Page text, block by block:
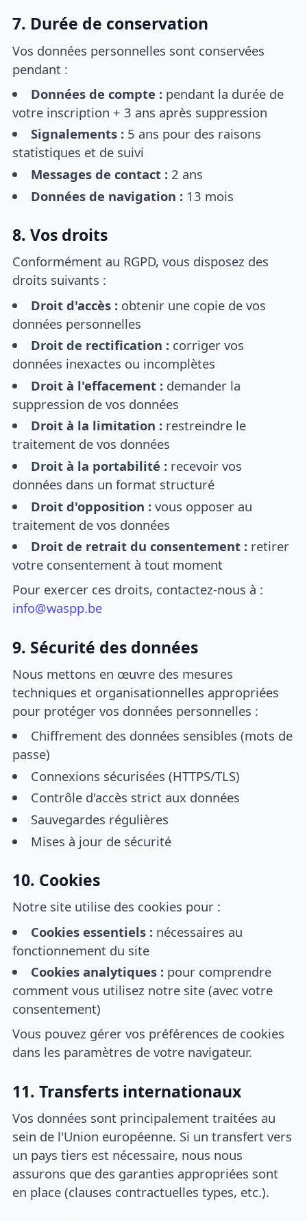
7. Durée de conservation
Vos données personnelles sont conservées
pendant :
Données de compte :pendant la durée de
votre inscription + 3 ans après suppression
Signalements :5 ans pour des raisons
statistiques et de suivi
Messages de contact :2 ans
Données de navigation :13 mois
8. Vos droits
Conformément au RGPD, vous disposez des
droits suivants :
Droit d'accès :obtenir une copie de vos
données personnelles
Droit de rectification :corriger vos
données inexactes ou incomplètes
Droit à l'effacement :demander la
suppression de vos données
Droit à la limitation :restreindre le
traitement de vos données
Droit à la portabilité :recevoir vos
données dans un format structuré
Droit d'opposition :vous opposer au
traitement de vos données
Droit de retrait du consentement :retirer
votre consentement à tout moment
Pour exercer ces droits, contactez-nous à :
info@waspp.be
9. Sécurité des données
Nous mettons en œuvre des mesures
techniques et organisationnelles appropriées
pour protéger vos données personnelles :
Chiffrement des données sensibles (mots de
passe)
Connexions sécurisées (HTTPS/TLS)
Contrôle d'accès strict aux données
Sauvegardes régulières
Mises à jour de sécurité
10. Cookies
Notre site utilise des cookies pour :
Cookies essentiels :nécessaires au
fonctionnement du site
Cookies analytiques :pour comprendre
comment vous utilisez notre site (avec votre
consentement)
Vous pouvez gérer vos préférences de cookies
dans les paramètres de votre navigateur.
11. Transferts internationaux
Vos données sont principalement traitées au
sein de l'Union européenne. Si un transfert vers
un pays tiers est nécessaire, nous nous
assurons que des garanties appropriées sont
en place (clauses contractuelles types, etc.).